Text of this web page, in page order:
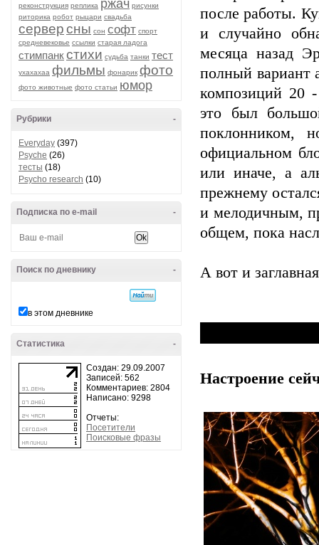
реконструкция реплика ржач рисунки
риторика робот рыцари свадьба
серверсны сон софт спорт
средневековье ссылки старая ладога
стимпанкстихи судьба танки тест
ухахахаа фильмы фонарик фото
фото животные фото статьи юмор
-
Рубрики
Everyday (397)
Psyche (26)
тесты (18)
Psycho research (10)
-
Подписка по e-mail
-
Поиск по дневнику
в этом дневнике
-
Статистика
Создан: 29.09.2007
Записей: 562
Комментариев: 2804
Написано: 9298
Отчеты:
Посетители
Поисковые фразы
после работы.
и случайно
месяца назад
полный вариант
композиций 20
это был
поклонником,
официальном
или иначе, а
прежнему
и мелодичным,
общем, пока
А вот и
Настроение